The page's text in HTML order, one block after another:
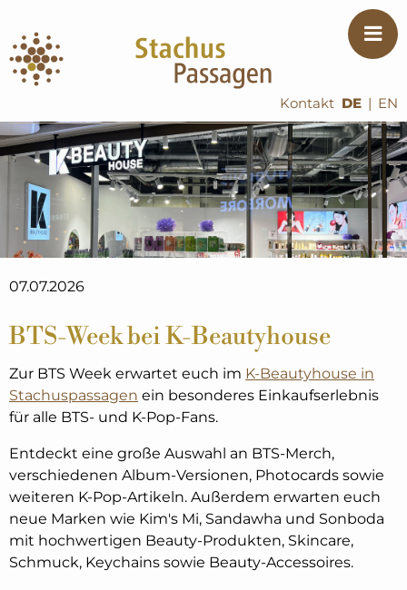
DE | EN
Kontakt
07.07.2026
BTS-Week bei K-Beautyhouse
Zur BTS Week erwartet euch im K-Beautyhouse in
Stachuspassagen ein besonderes Einkaufserlebnis
für alle BTS- und K-Pop-Fans.
Entdeckt eine große Auswahl an BTS-Merch,
verschiedenen Album-Versionen, Photocards sowie
weiteren K-Pop-Artikeln. Außerdem erwarten euch
neue Marken wie Kim's Mi, Sandawha und Sonboda
mit hochwertigen Beauty-Produkten, Skincare,
Schmuck, Keychains sowie Beauty-Accessoires.